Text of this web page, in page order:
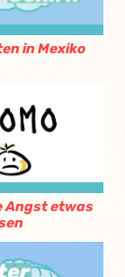
in Mexiko
Angst etwas